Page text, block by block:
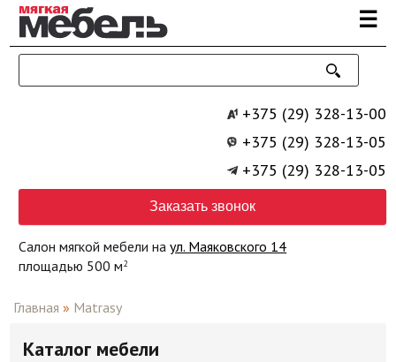
Перейти к основному содержанию ☰
+375 (29) 328-13-00
+375 (29) 328-13-05
+375 (29) 328-13-05
Заказать звонок
Салон мягкой мебели наул. Маяковского 14
площадью 500 м2
Главная » Matrasy
Каталог мебели